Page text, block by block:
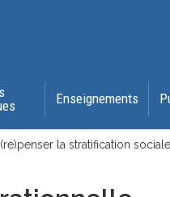
Enseignements
la stratification